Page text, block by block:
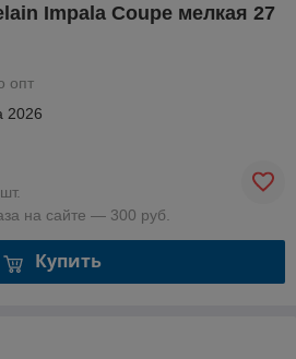
Impala Coupe мелкая 27
опт
2026
на сайте — 300 руб.
Купить